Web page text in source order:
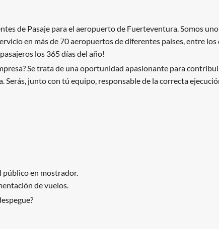
de Pasaje para el aeropuerto de Fuerteventura. Somos
en más de 70 aeropuertos de diferentes países, entre
los 365 días del año!
Se trata de una oportunidad apasionante para
junto con tú equipo, responsable de la correcta
público en mostrador.
de vuelos.